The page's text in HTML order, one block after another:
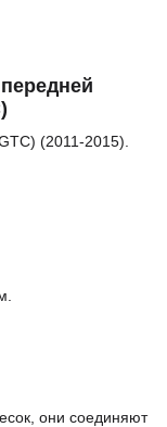
(2011-2015).
они соединяют